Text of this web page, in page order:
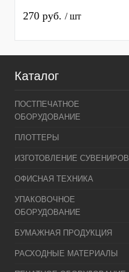
270 руб. / шт
Каталог
ПОСТПЕЧАТНОЕ
ОБОРУДОВАНИЕ
ПЛОТТЕРЫ
ИЗГОТОВЛЕНИЕ СУВЕНИРОВ
ОФИСНАЯ ТЕХНИКА
УПАКОВОЧНОЕ
ОБОРУДОВАНИЕ
БУМАЖНАЯ ПРОДУКЦИЯ
РАСХОДНЫЕ МАТЕРИАЛЫ